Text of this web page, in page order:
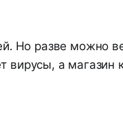
Но разве можно
вирусы, а магазин